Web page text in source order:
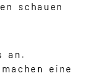
schauen
an.
eine